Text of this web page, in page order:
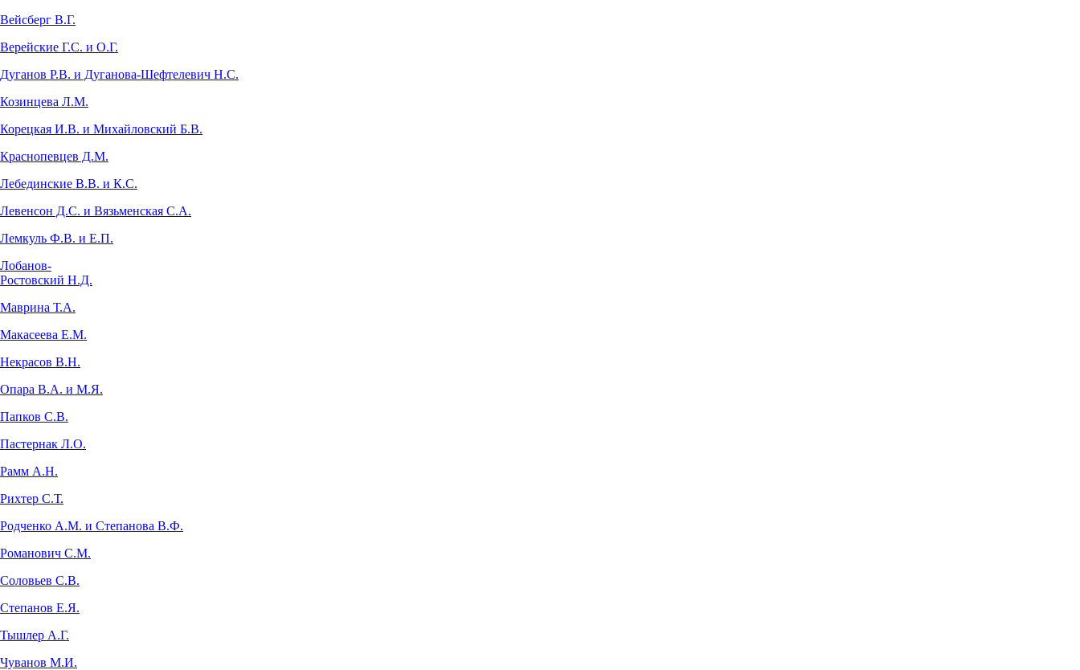
Вейсберг В.Г.
Верейские Г.С. и О.Г.
Дуганов Р.В. и Дуганова-Шефтелевич Н.С.
Козинцева Л.М.
Корецкая И.В. и Михайловский Б.В.
Краснопевцев Д.М.
Лебединские В.В. и К.С.
Левенсон Д.С. и Вязьменская С.А.
Лемкуль Ф.В. и Е.П.
Лобанов-
Ростовский Н.Д.
Маврина Т.А.
Макасеева Е.М.
Некрасов В.Н.
Опара В.А. и М.Я.
Папков С.В.
Пастернак Л.О.
Рамм А.Н.
Рихтер С.Т.
Родченко А.М. и Степанова В.Ф.
Романович С.М.
Соловьев С.В.
Степанов Е.Я.
Тышлер А.Г.
Чуванов М.И.